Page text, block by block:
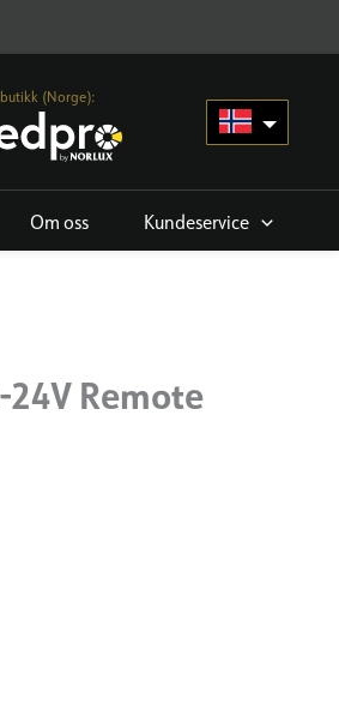
(Norge):
Om oss Kundeservice
Remote